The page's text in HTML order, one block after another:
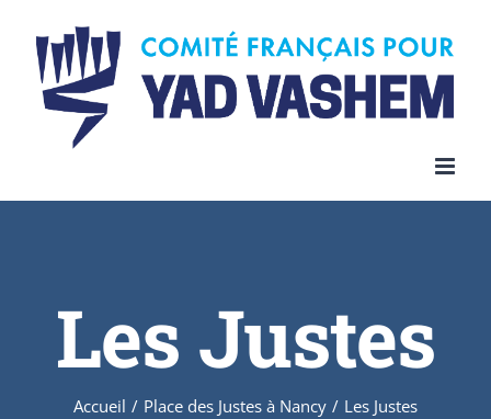
content
Les Justes
Accueil / Place des Justes à Nancy / Les Justes